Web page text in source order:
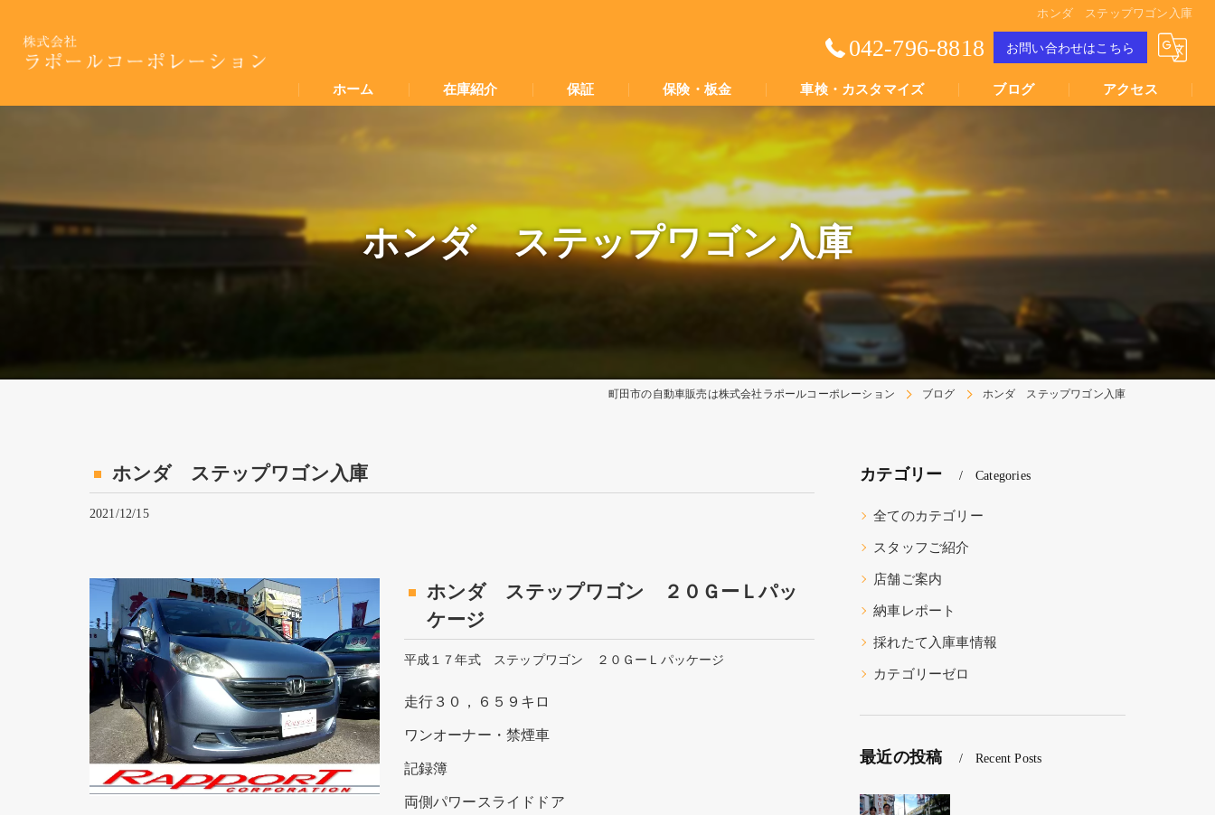
ホンダ ステップワゴン入庫
042-796-8818 お問い合わせはこちら
ホーム 在庫紹介 保証 保険・板金 車検・カスタマイズ ブログ
Youtube動画
アクセス
ホンダ ステップワゴン入庫
町田市の自動車販売は株式会社ラポールコーポレーション ブログ ホンダ ステップワゴン入庫
ホンダ ステップワゴン入庫
2021/12/15
ホンダ ステップワゴン ２０ＧーＬパッ
ケージ
平成１７年式 ステップワゴン ２０ＧーＬパッケージ
走行３０，６５９キロ
ワンオーナー・禁煙車
記録簿
両側パワースライドドア
カテゴリー Categories
全てのカテゴリー
スタッフご紹介
店舗ご案内
納車レポート
採れたて入庫車情報
カテゴリーゼロ
最近の投稿 Recent Posts